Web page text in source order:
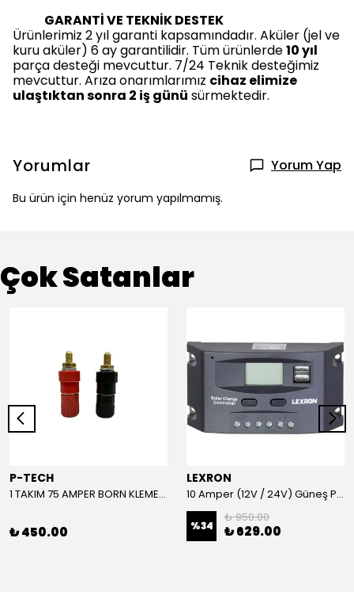
GARANTİ VE TEKNİK DESTEK
Ürünlerimiz 2 yıl garanti kapsamındadır. Aküler (jel ve
kuru aküler) 6 ay garantilidir. Tüm ürünlerde10 yıl
parça desteği mevcuttur. 7/24 Teknik desteğimiz
mevcuttur. Arıza onarımlarımız cihaz elimize
ulaştıktan sonra 2 iş günü sürmektedir.
Yorumlar Yorum Yap
Bu ürün için henüz yorum yapılmamış.
Çok Satanlar
P-TECH
1 TAKIM 75 AMPER BORN KLEMENS (KIRMIZI-SİYAH)
₺ 450.00
LEXRON
10 Amper (12V / 24V) Güneş Paneli Şarj Kontrol Cihazı
%34
₺ 950.00
₺ 629.00